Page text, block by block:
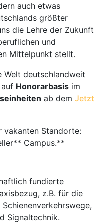
auch etwas
größter
die Lehre der Zukunft
und
Mittelpunkt stellt.
Welt deutschlandweit
auf Honorarbasis im
ab dem Jetzt
vakanten Standorte:
Campus.**
fundierte
z.B. für die
Signaltechnik.